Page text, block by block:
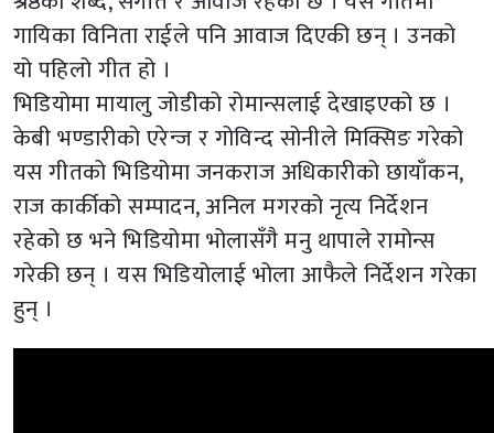
गायिका विनिता राईले पनि आवाज दिएकी छन् । उनको
यो पहिलो गीत हो ।
भिडियोमा मायालु जोडीको रोमान्सलाई देखाइएको छ ।
केबी भण्डारीको एरेन्ज र गोविन्द सोनीले मिक्सिङ गरेको
यस गीतको भिडियोमा जनकराज अधिकारीको छायाँकन,
राज कार्कीको सम्पादन, अनिल मगरको नृत्य निर्देशन
रहेको छ भने भिडियोमा भोलासँगै मनु थापाले रामोन्स
गरेकी छन् । यस भिडियोलाई भोला आफैले निर्देशन गरेका
हुन् ।